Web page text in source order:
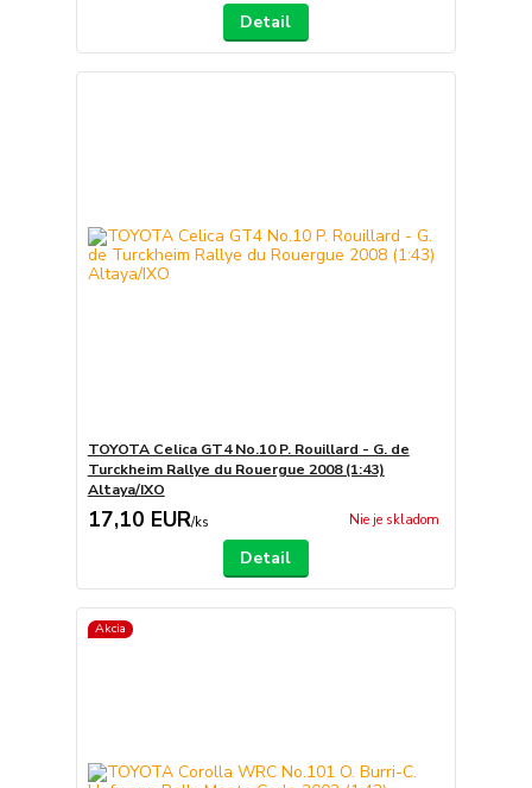
Detail
TOYOTA Celica GT4 No.10 P. Rouillard - G. de
Turckheim Rallye du Rouergue 2008 (1:43)
Altaya/IXO
17,10 EUR/ks Nie je skladom
Detail
Akcia